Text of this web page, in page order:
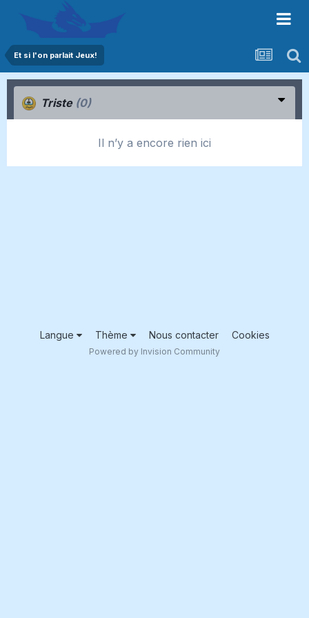
Et si l'on parlait Jeux!
Triste (0)
Il n’y a encore rien ici
Langue Thème Nous contacter Cookies
Powered by Invision Community